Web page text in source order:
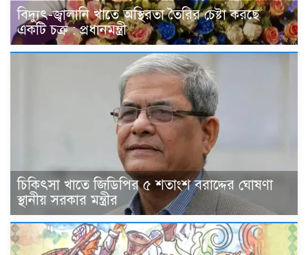
বিদ্যুৎ-জ্বালানি খাতে অস্থিরতা তৈরির চেষ্টা করছে
একটি চক্র : প্রধানমন্ত্রী
চিকিৎসা খাতে জিডিপির ৫ শতাংশ বরাদ্দের ঘোষণা
স্থানীয় সরকার মন্ত্রীর